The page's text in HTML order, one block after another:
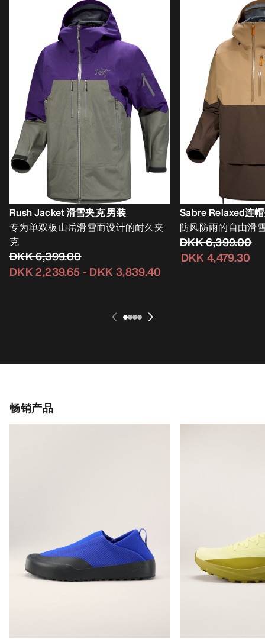
Rush Jacket 滑雪夹克 男装
专为单双板山岳滑雪而设计的耐久夹
克
DKK 6,399.00
DKK 2,239.65- DKK 3,839.40
Sabre Relaxed连
防风防雨的自由滑
DKK 6,399.00
DKK 4,479.30
畅销产品